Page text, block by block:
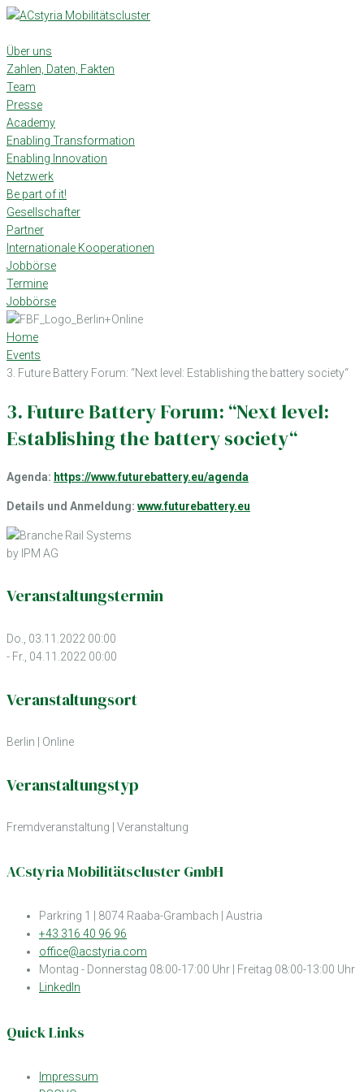
Skip
content
Über uns
Zahlen, Daten, Fakten
Team
Presse
Academy
Enabling Transformation
Enabling Innovation
Netzwerk
Be part of it!
Gesellschafter
Partner
Internationale Kooperationen
Jobbörse
Termine
Jobbörse
Home
Events
3. Future Battery Forum: “Next level: Establishing the battery society“
3. Future Battery Forum: “Next level:
Establishing the battery society“
Agenda: https://www.futurebattery.eu/agenda
Details und Anmeldung: www.futurebattery.eu
by IPM AG
Veranstaltungstermin
Do., 03.11.2022 00:00
- Fr., 04.11.2022 00:00
Veranstaltungsort
Berlin | Online
Veranstaltungstyp
Fremdveranstaltung Veranstaltung
ACstyria Mobilitätscluster GmbH
Parkring 1 | 8074 Raaba-Grambach | Austria
+43 316 40 96 96
office@acstyria.com
Montag - Donnerstag 08:00-17:00 Uhr | Freitag 08:00-13:00 Uhr
LinkedIn
Quick Links
Impressum